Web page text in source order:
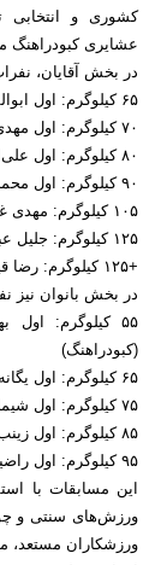
کشوری و انتخابی
عشایری کبودراهنگ
در بخش آقایان،
۶۵ کیلوگرم: اول ابوالفضل محمودی (بهار)، دوم محمد سلطانی (قروه)، سوم محمد نادری (کبودراهنگ)
۷۰ کیلوگرم: اول مهدی قهرمانی (بهار)، دوم جلال معصومی (اسدآباد)، سوم محمد جلیلوند (تویسرکان)
۸۰ کیلوگرم: اول علی‌اصغر عروجی (قروه)، دوم مهدی وفایی، سوم قاسم کریمی (کبودراهنگ)
۹۰ کیلوگرم: اول محمد زمانی (قروه)، دوم میلاد محمودی (کبودراهنگ)، سوم محد بیات (تویسرکان)
۱۰۵ کیلوگرم: مهدی غلامی (کبودراهنگ)
۱۲۵ کیلوگرم: جلیل عبداللهی (کبودراهنگ)
+۱۲۵ کیلوگرم: رضا قیطاسی
در بخش بانوان نیز
۵۵ کیلوگرم:
(کبودراهنگ)
۶۵ کیلوگرم: اول یگانه سلطانی (قروه)، دوم نسرین بختیاری (تویسرکان)، سوم مریم صفری
۷۵ کیلوگرم: اول شیما سلیمانی (قروه)، دوم رقیه رستمی (کبودراهنگ)، سوم سمیه گمار (تویسرکان)
۸۵ کیلوگرم: اول زینب نجفی (کبودراهنگ)، دوم شایسته سلیمانی (تویسرکان)، سوم عاطفه خانی (کبودراهنگ)
۹۵ کیلوگرم: اول راضیه کاظمی (قروه)، دوم زهرا رجبی (کبودراهنگ)
این مسابقات با
ورزش‌های سنتی و
ورزشکاران مستعد،